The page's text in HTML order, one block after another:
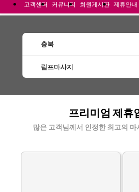
고객센터 커뮤니티 회원게시판 제휴안내
충북
림프마사지
프리미엄 제휴
많은 고객님께서 인정한 최고의